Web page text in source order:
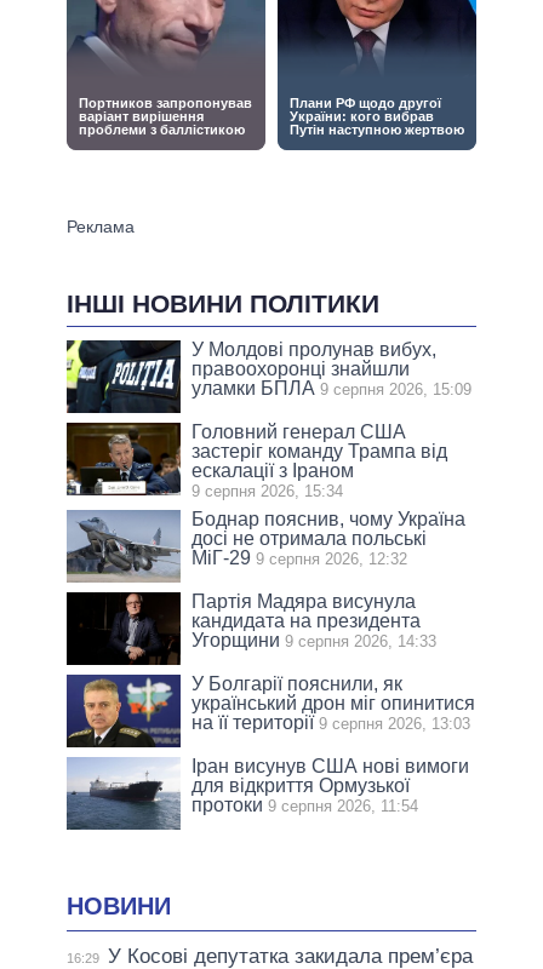
ІНШІ НОВИНИ ПОЛІТИКИ
У Молдові пролунав вибух,
правоохоронці знайшли
уламки БПЛА 9 серпня 2026, 15:09
Головний генерал США
застеріг команду Трампа від
ескалації з Іраном
9 серпня 2026, 15:34
Боднар пояснив, чому Україна
досі не отримала польські
МіГ-29 9 серпня 2026, 12:32
Партія Мадяра висунула
кандидата на президента
Угорщини 9 серпня 2026, 14:33
У Болгарії пояснили, як
український дрон міг опинитися
на її території 9 серпня 2026, 13:03
Іран висунув США нові вимоги
для відкриття Ормузької
протоки 9 серпня 2026, 11:54
НОВИНИ
16:29 У Косові депутатка закидала прем’єра